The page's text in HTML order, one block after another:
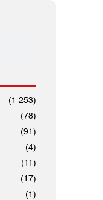
(1 253)
(78)
(91)
(4)
(11)
(17)
(1)